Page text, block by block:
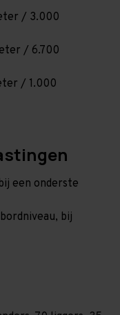
/ 3.000
/ 6.700
/ 1.000
een onderste
bij